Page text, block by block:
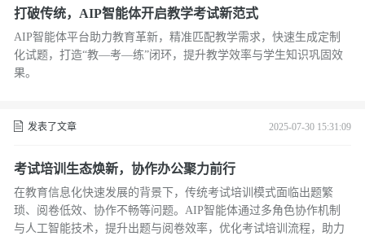
打破传统，AIP智能体开启教学考试新范式
AIP智能体平台助力教育革新，精准匹配教学需求，快速生成定制
化试题，打造“教—考—练”闭环，提升教学效率与学生知识巩固效
果。
发表了文章 2025-07-30 15:31:09
考试培训生态焕新，协作办公聚力前行
在教育信息化快速发展的背景下，传统考试培训模式面临出题繁
琐、阅卷低效、协作不畅等问题。AIP智能体通过多角色协作机制
与人工智能技术，提升出题与阅卷效率，优化考试培训流程，助力